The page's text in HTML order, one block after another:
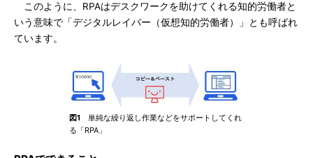
このように、RPAはデスクワークを助けてくれる知的労働者と
いう意味で「デジタルレイバー（仮想知的労働者）」とも呼ばれ
ています。
図1 単純な繰り返し作業などをサポートしてくれ
る「RPA」